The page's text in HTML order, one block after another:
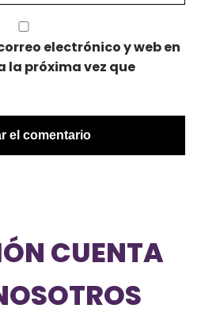
electrónico y web en
la próxima vez que
CUENTA